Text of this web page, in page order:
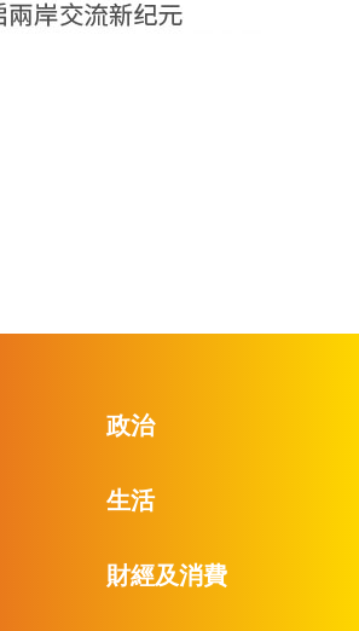
政治
生活
財經及消費